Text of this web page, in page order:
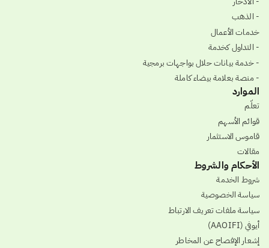
- الذهب
خدمات الأعمال
- التداول كخدمة
- خدمة بيانات حلال بواجهات برمجية
- منصة بعلامة بيضاء كاملة
الموارد
تعلّم
قوائم الأسهم
قاموس الاستثمار
مقالات
الأحكام والشروط
شروط الخدمة
سياسة الخصوصية
سياسة ملفات تعريف الارتباط
أيوفي (AAOIFI)
إشعار الإفصاح عن المخاطر